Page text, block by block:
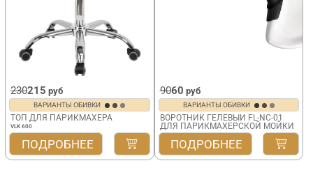
230215 руб
ВАРИАНТЫ ОБИВКИ
ТОП ДЛЯ ПАРИКМАХЕРА
VLK 600
ПОДРОБНЕЕ
9060 руб
ВАРИАНТЫ ОБИВКИ
ВОРОТНИК ГЕЛЕВЫЙ FL-NC-01
ДЛЯ ПАРИКМАХЕРСКОЙ МОЙКИ
ПОДРОБНЕЕ